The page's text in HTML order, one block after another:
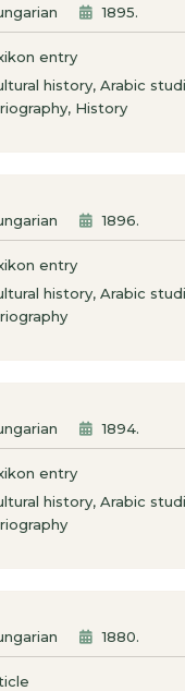
1895.
entry
history, Arabic
, History
1896.
entry
history, Arabic
1894.
entry
history, Arabic
1880.